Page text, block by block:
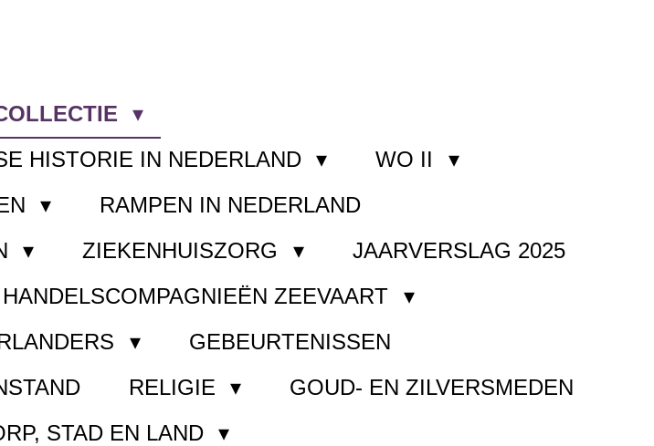
HISTORIE IN NEDERLAND
WO II
RAMPEN IN NEDERLAND
ZIEKENHUISZORG
JAARVERSLAG 2025
HANDELSCOMPAGNIEËN ZEEVAART
GEBEURTENISSEN
RELIGIE
GOUD- EN ZILVERSMEDEN
STAD EN LAND